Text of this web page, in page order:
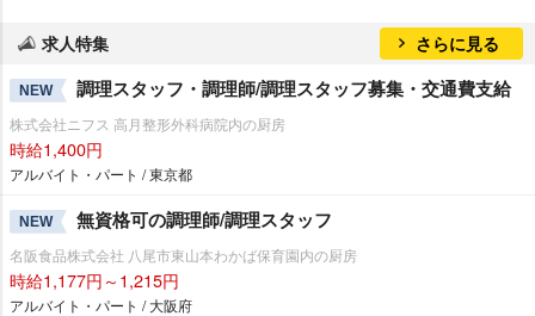
求人特集 さらに見る
NEW 調理スタッフ・調理師/調理スタッフ募集・交通費支給
株式会社ニフス 高月整形外科病院内の厨房
時給1,400円
アルバイト・パート / 東京都
NEW 無資格可の調理師/調理スタッフ
名阪食品株式会社 八尾市東山本わかば保育園内の厨房
時給1,177円～1,215円
アルバイト・パート / 大阪府